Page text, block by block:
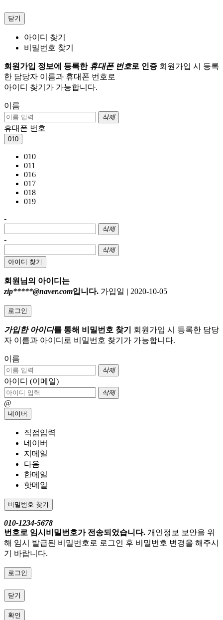
닫기
아이디 찾기
비밀번호 찾기
회원가입 정보에 등록한 휴대폰 번호로 인증 회원가입 시 등록
한 담당자 이름과 휴대폰 번호로
아이디 찾기가 가능합니다.
이름
삭제
휴대폰 번호
010
010
011
016
017
018
019
-
삭제
-
삭제
아이디 찾기
회원님의 아이디는
zip*****@naver.com입니다. 가입일 | 2020-10-05
로그인
가입한 아이디를 통해 비밀번호 찾기
회원가입 시 등록한 담당
자 이름과 아이디로 비밀번호 찾기가 가능합니다.
이름
삭제
아이디 (이메일)
삭제
@
네이버
직접입력
네이버
지메일
다음
한메일
핫메일
비밀번호 찾기
010-1234-5678
번호로 임시비밀번호가 전송되었습니다. 개인정보 보안을 위
해 임시 발급된 비밀번호로 로그인 후 비밀번호 변경을 해주시
기 바랍니다.
로그인
닫기
확인